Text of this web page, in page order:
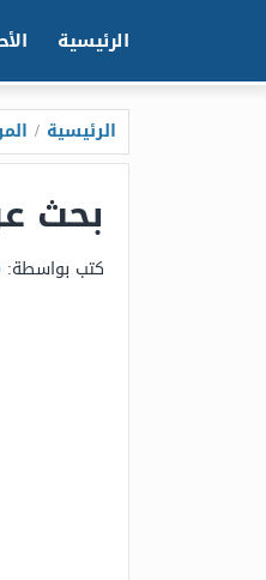
الرئيسية
الرئيسية /
بحث
كتب بواسطة: